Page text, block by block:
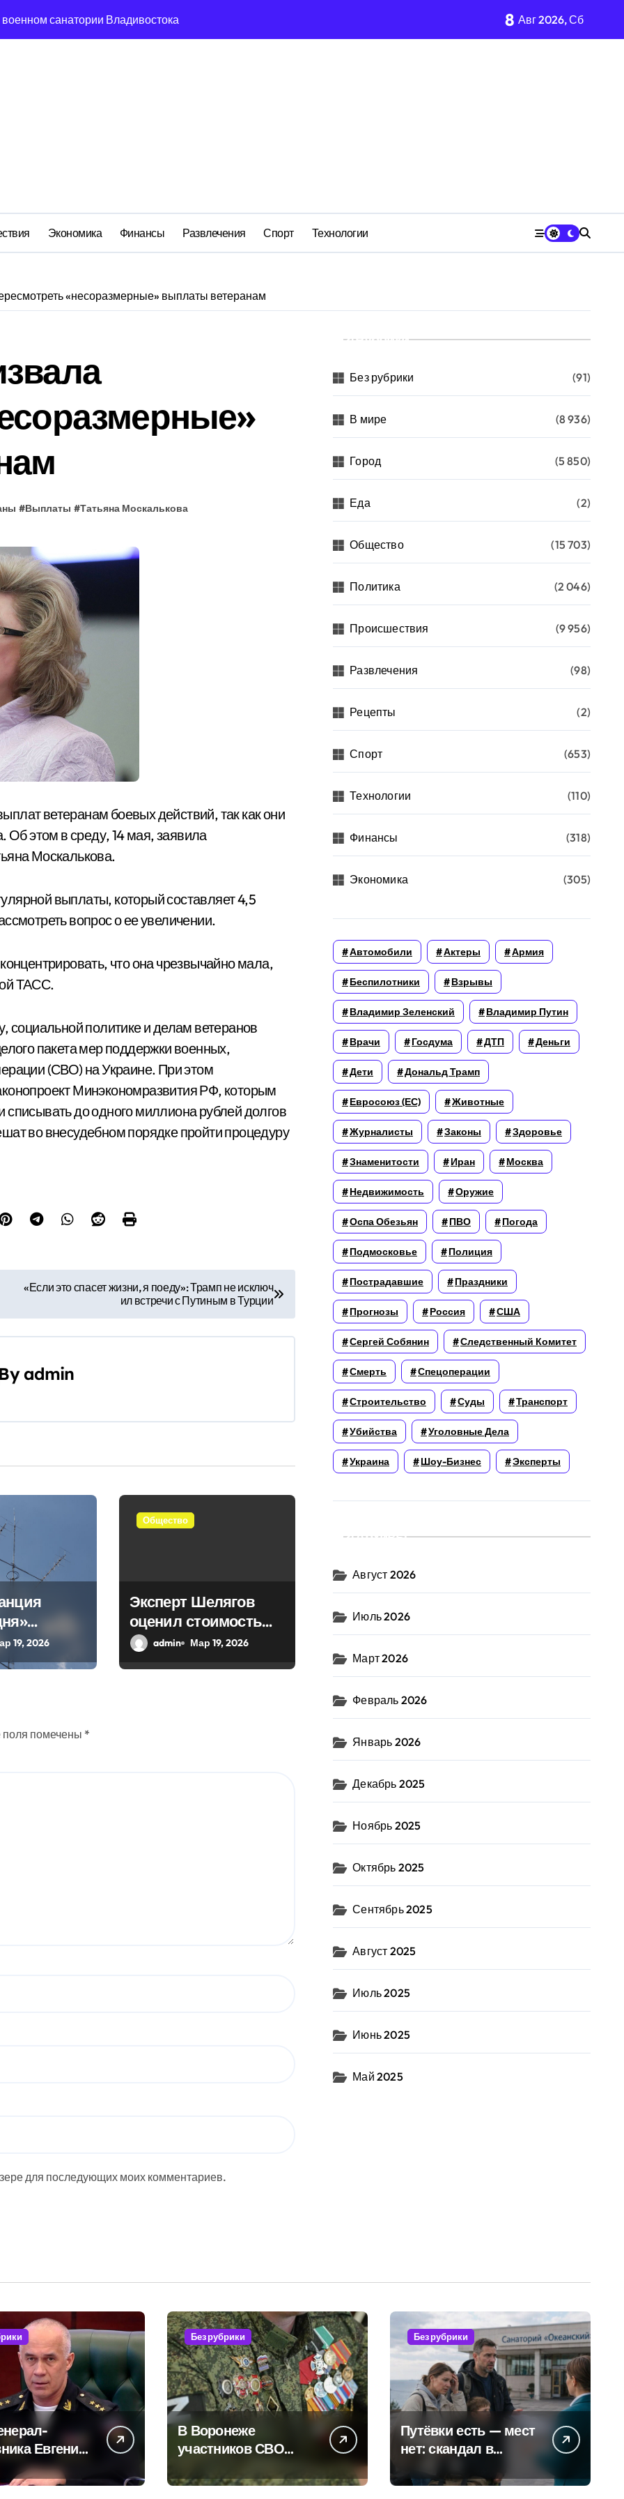
военные изымают спирт «для защиты Отечества»
и маркетплейсы «умывают руки» после ударов по складам Wildberries?
оборонный завод идёт ко дну
с военной продукцией: предприятия обратились в СК
8 Авг 2026, Сб
Экономика Финансы Развлечения Спорт Технологии
«несоразмерные» выплаты ветеранам
#Выплаты #Татьяна Москалькова
ветеранам боевых действий, так как они
Об этом в среду, 14 мая, заявила
Москалькова.
выплаты, который составляет 4,5
вопрос о ее увеличении.
что она чрезвычайно мала,
ТАСС.
социальной политике и делам ветеранов
пакета мер поддержки военных,
(СВО) на Украине. При этом
Минэкономразвития РФ, которым
до одного миллиона рублей долгов
во внесудебном порядке пройти процедуру
«Если это спасет жизни, я поеду»: Трамп не исключ
ил встречи с Путиным в Турции
Byadmin
в эфир
слово
19, 2026
Общество
Эксперт Шелягов
оценил стоимость
похоронных услуг в
admin Мар 19, 2026
помечены *
для последующих моих комментариев.
Рубрики
Без рубрики (91)
В мире (8 936)
Город (5 850)
Еда (2)
Общество (15 703)
Политика (2 046)
Происшествия (9 956)
Развлечения (98)
Рецепты (2)
Спорт (653)
Технологии (110)
Финансы (318)
Экономика (305)
Автомобили Актеры Армия
Беспилотники Взрывы
Владимир Зеленский Владимир Путин
Врачи Госдума ДТП Деньги
Дети Дональд Трамп
Евросоюз (ЕС) Животные
Журналисты Законы Здоровье
Знаменитости Иран Москва
Недвижимость Оружие
Оспа Обезьян ПВО Погода
Подмосковье Полиция
Пострадавшие Праздники
Прогнозы Россия США
Сергей Собянин Следственный Комитет
Смерть Спецоперации
Строительство Суды Транспорт
Убийства Уголовные Дела
Украина Шоу-Бизнес Эксперты
Архивы
Август 2026
Июль 2026
Март 2026
Февраль 2026
Январь 2026
Декабрь 2025
Ноябрь 2025
Октябрь 2025
Сентябрь 2025
Август 2025
Июль 2025
Июнь 2025
Май 2025
Евгения
платные
Без рубрики
В Воронеже
участников СВО
удержаться удаётся
Без рубрики
Путёвки есть — мест
нет: скандал в
Владивостока